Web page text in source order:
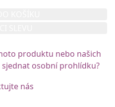
produktu nebo našich
sjednat osobní prohlídku?
nás